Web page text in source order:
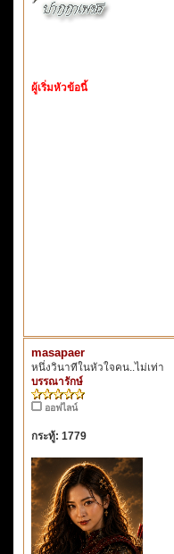
ผู้เริ่มหัวข้อนี้
masapaer
หนึ่งวินาทีในหัวใจคน..ไม่เท่า
บรรณารักษ์
ออฟไลน์
กระทู้: 1779